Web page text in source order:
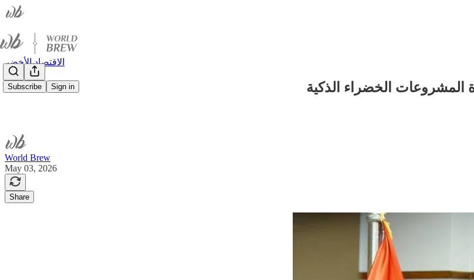
Subscribe Sign in
الاقتصاد الأخضر
World Brew
May 03, 2026
Share